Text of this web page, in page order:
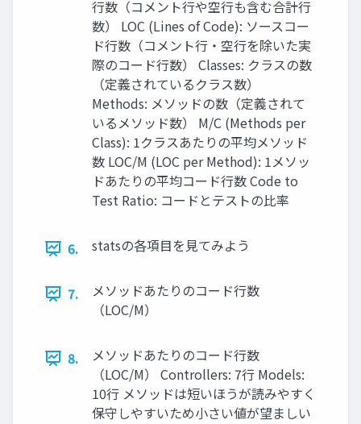
⾏数（コメント⾏や空⾏も含む合計⾏
数） LOC (Lines of Code): ソースコー
ド⾏数（コメント⾏‧空⾏を除いた実
際のコード⾏数） Classes: クラスの数
（定義されているクラス数）
Methods: メソッドの数（定義されて
いるメソッド数） M/C (Methods per
Class): 1クラスあたりの平均メソッド
数 LOC/M (LOC per Method): 1メソッ
ドあたりの平均コード⾏数 Code to
Test Ratio: コードとテストの⽐率
6. statsの各項⽬を⾒てみよう
7.
メソッドあたりのコード⾏数
（LOC/M）
8.
メソッドあたりのコード⾏数
（LOC/M） Controllers: 7⾏ Models:
10⾏ メソッドは短いほうが読みやすく
保守しやすいため⼩さい値が望ましい